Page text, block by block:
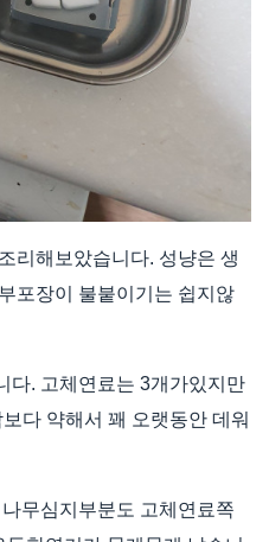
리해보았습니다. 성냥은 생
포장이 불붙이기는 쉽지않
다. 고체연료는 3개가있지만
다 약해서 꽤 오랫동안 데워
무심지부분도 고체연료쪽